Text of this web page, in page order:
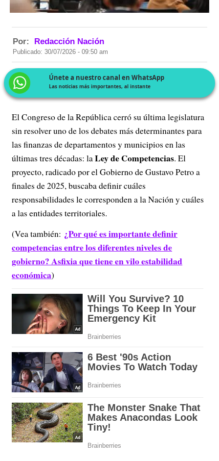
Por: Redacción Nación
Publicado: 30/07/2026 - 09:50 am
Únete a nuestro canal en WhatsApp
Las noticias más importantes, al instante
El Congreso de la República cerró su última legislatura
sin resolver uno de los debates más determinantes para
las finanzas de departamentos y municipios en las
últimas tres décadas: laLey de Competencias. El
proyecto, radicado por el Gobierno de Gustavo Petro a
finales de 2025, buscaba definir cuáles
responsabilidades le corresponden a la Nación y cuáles
a las entidades territoriales.
(Vea también: ¿Por qué es importante definir
competencias entre los diferentes niveles de
gobierno? Asfixia que tiene en vilo estabilidad
económica)